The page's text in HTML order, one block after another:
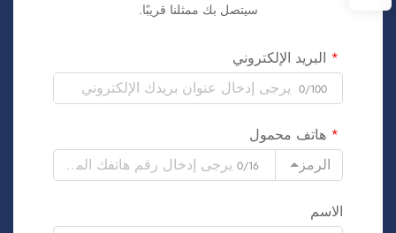
سيتصل بك ممثلنا قريبًا.
البريد الإلكتروني
0/100
هاتف محمول
الرمز
0/16
الاسم